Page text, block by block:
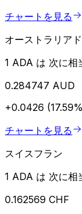
チャートを見る
オーストラリア
1 ADA は 次に相
0.284747 AUD
+0.0426
チャートを見る
スイスフラン
1 ADA は 次に相
0.162569 CHF